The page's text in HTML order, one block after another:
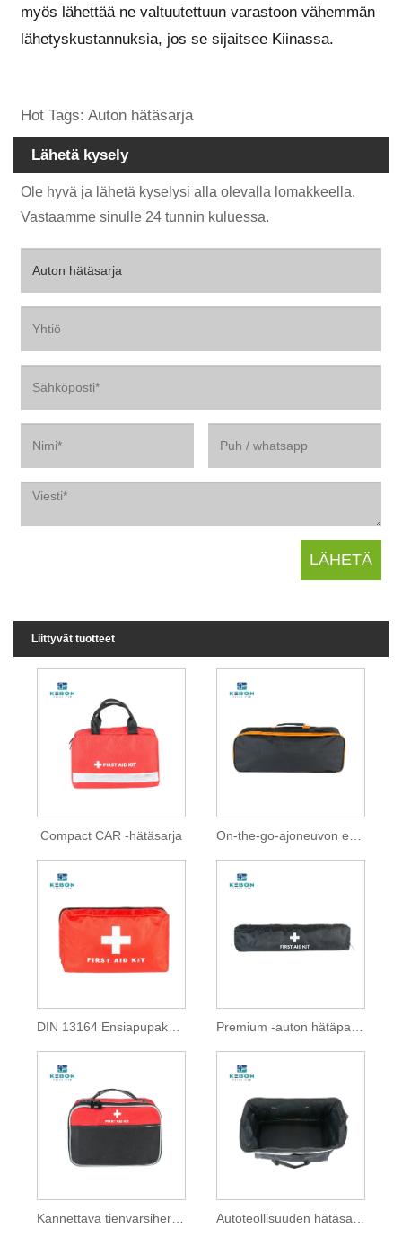
myös lähettää ne valtuutettuun varastoon vähemmän
lähetyskustannuksia, jos se sijaitsee Kiinassa.
Hot Tags: Auton hätäsarja
Lähetä kysely
Ole hyvä ja lähetä kyselysi alla olevalla lomakkeella.
Vastaamme sinulle 24 tunnin kuluessa.
Liittyvät tuotteet
Compact CAR -hätäsarja On-the-go-ajoneuvon ensiapupakkaus
DIN 13164 Ensiapupakkaus
Kannettava tienvarsiherkkisarja